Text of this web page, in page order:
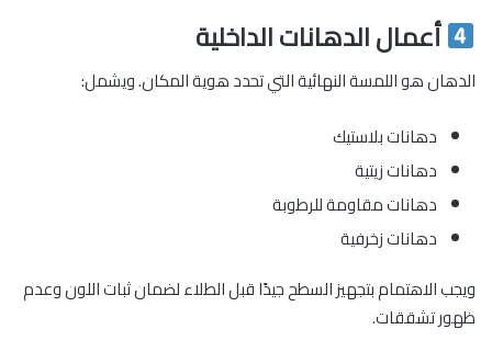
أعمال الدهانات الداخلية
الدهان هو اللمسة النهائية التي تحدد هوية المكان. ويشمل:
دهانات بلاستيك
دهانات زيتية
دهانات مقاومة للرطوبة
دهانات زخرفية
ويجب الاهتمام بتجهيز السطح جيدًا قبل الطلاء لضمان ثبات اللون وعدم
ظهور تشققات.